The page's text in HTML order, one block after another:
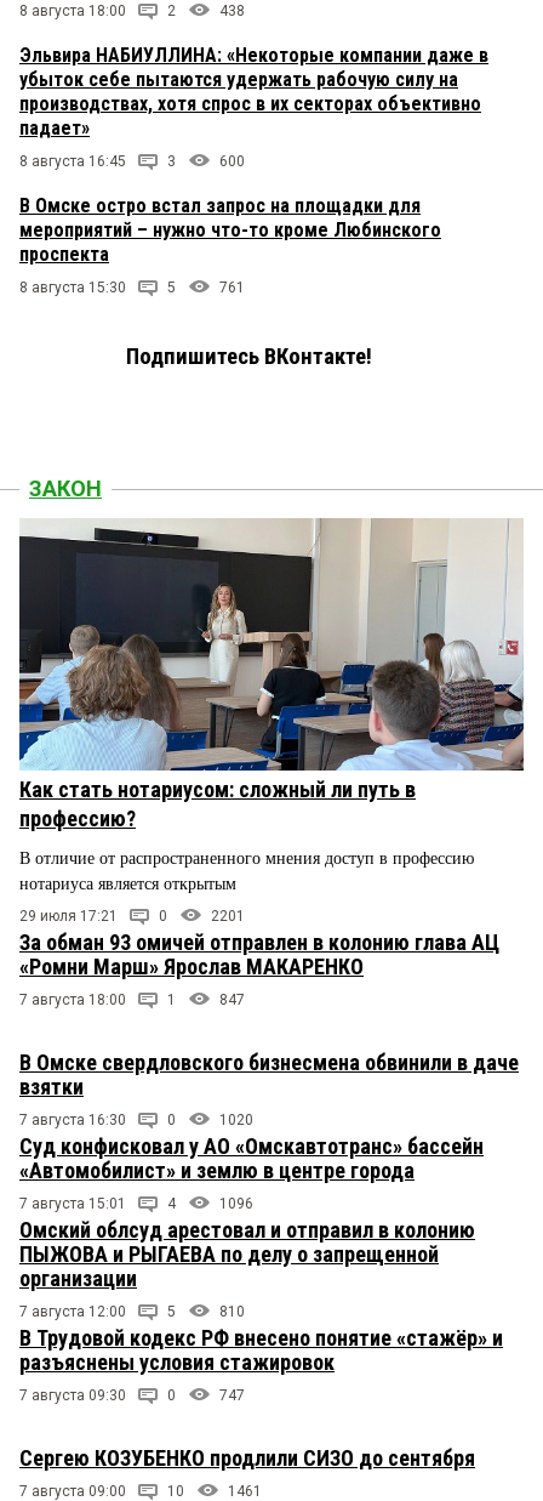
8 августа 18:00 2 438
Эльвира НАБИУЛЛИНА: «Некоторые компании даже в
убыток себе пытаются удержать рабочую силу на
производствах, хотя спрос в их секторах объективно
падает»
8 августа 16:45 3 600
В Омске остро встал запрос на площадки для
мероприятий – нужно что-то кроме Любинского
проспекта
8 августа 15:30 5 761
Подпишитесь ВКонтакте!
ЗАКОН
Как стать нотариусом: сложный ли путь в
профессию?
В отличие от распространенного мнения доступ в профессию
нотариуса является открытым
29 июля 17:21 0 2201
За обман 93 омичей отправлен в колонию глава АЦ
«Ромни Марш» Ярослав МАКАРЕНКО
7 августа 18:00 1 847
В Омске свердловского бизнесмена обвинили в даче
взятки
7 августа 16:30 0 1020
Суд конфисковал у АО «Омскавтотранс» бассейн
«Автомобилист» и землю в центре города
7 августа 15:01 4 1096
Омский облсуд арестовал и отправил в колонию
ПЫЖОВА и РЫГАЕВА по делу о запрещенной
организации
7 августа 12:00 5 810
В Трудовой кодекс РФ внесено понятие «стажёр» и
разъяснены условия стажировок
7 августа 09:30 0 747
Сергею КОЗУБЕНКО продлили СИЗО до сентября
7 августа 09:00 10 1461